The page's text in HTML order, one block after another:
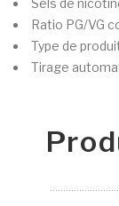
Sels de
Ratio PG/VG
Type de
Tirage